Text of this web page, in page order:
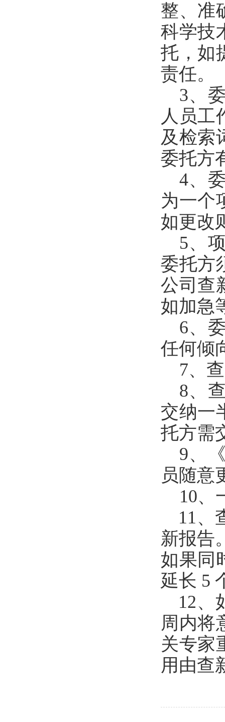
整、准
科学技
托，如
责任。
3、
人员工
及检索
委托方
4、
为一个
如更改
5、
委托方
公司查
如加急
6、
任何倾
7、
8、
交纳一
托方需
9、
员随意
10、
11、
新报告
如果同
延长 5
12、
周内将
关专家
用由查